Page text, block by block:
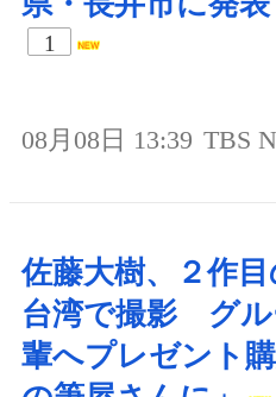
1
08月08日 13:39 TBS
佐藤大樹、２作
台湾で撮影 グル
輩へプレゼント